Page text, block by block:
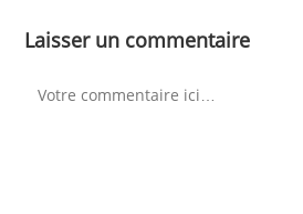
Laisser un commentaire